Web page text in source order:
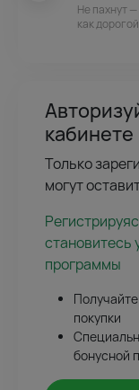
Не пахнут
как
кабинете
Только
могут
становитесь
программы
покупки
бонусной